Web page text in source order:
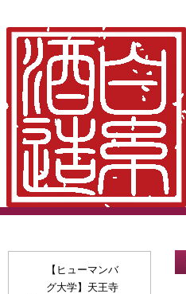
【ヒューマンバ
グ大学】天王寺